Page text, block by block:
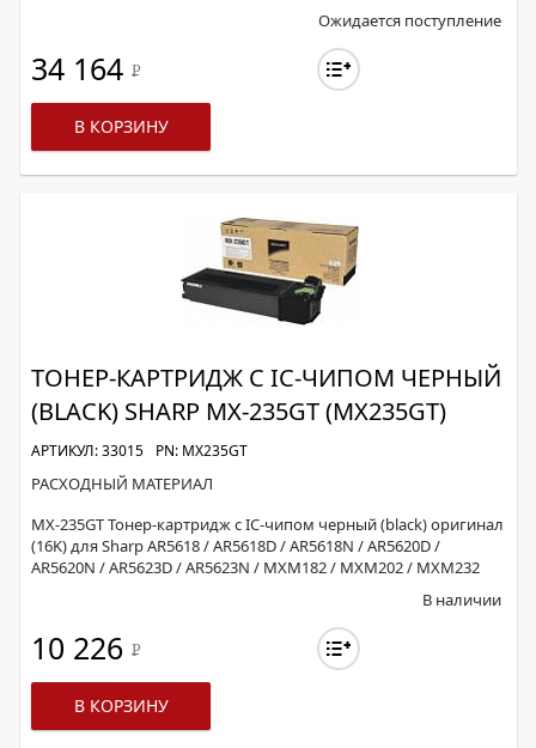
Ожидается поступление
34 164 Р
В КОРЗИНУ
ТОНЕР-КАРТРИДЖ С IC-ЧИПОМ ЧЕРНЫЙ
(BLACK) SHARP MX-235GT (MX235GT)
АРТИКУЛ: 33015 PN: MX235GT
РАСХОДНЫЙ МАТЕРИАЛ
MX-235GT Тонер-картридж с IC-чипом черный (black) оригинал
(16K) для Sharp AR5618 / AR5618D / AR5618N / AR5620D /
AR5620N / AR5623D / AR5623N / MXM182 / MXM202 / MXM232
В наличии
10 226 Р
В КОРЗИНУ